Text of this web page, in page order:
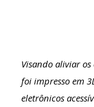
Visando aliviar
foi impresso em
eletrônicos